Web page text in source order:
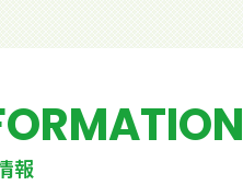
報